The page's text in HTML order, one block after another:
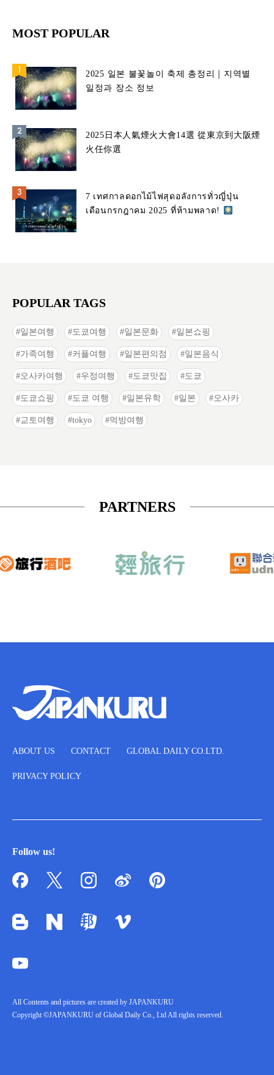
MOST POPULAR
2025 일본 불꽃놀이 축제 총정리｜지역별
일정과 장소 정보
2025日本人氣煙火大會14選 從東京到大阪煙
火任你選
7 เทศกาลดอกไม้ไฟสุดอลังการทั่วญี่ปุ่น
เดือนกรกฎาคม 2025 ที่ห้ามพลาด!
POPULAR TAGS
일본여행 도쿄여행 일본문화 일본쇼핑
가족여행 커플여행 일본편의점 일본음식
오사카여행 우정여행 도쿄맛집 도쿄
도쿄쇼핑 도쿄 여행 일본유학 일본 오사카
교토여행 tokyo 먹방여행
PARTNERS
ABOUT US CONTACT GLOBAL DAILY CO.LTD.
PRIVACY POLICY
Follow us!
All Contents and pictures are created by JAPANKURU
Copyright ©JAPANKURU of Global Daily Co., Ltd All rights reserved.